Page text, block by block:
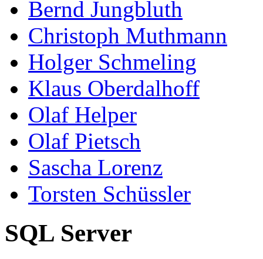
Bernd Jungbluth
Christoph Muthmann
Holger Schmeling
Klaus Oberdalhoff
Olaf Helper
Olaf Pietsch
Sascha Lorenz
Torsten Schüssler
SQL Server